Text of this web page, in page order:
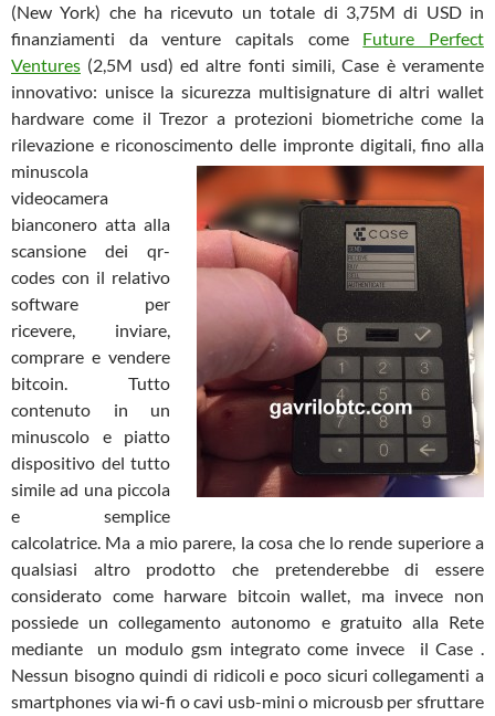
(New York) che ha ricevuto un totale di 3,75M di USD in
finanziamenti da venture capitals come Future Perfect
Ventures (2,5M usd) ed altre fonti simili, Case è veramente
innovativo: unisce la sicurezza multisignature di altri wallet
hardware come il Trezor a protezioni biometriche come la
rilevazione e riconoscimento delle impronte digitali, fino alla
minuscola
videocamera
bianconero atta alla
scansione dei qr-
codes con il relativo
software per
ricevere, inviare,
comprare e vendere
bitcoin. Tutto
contenuto in un
minuscolo e piatto
dispositivo del tutto
simile ad una piccola
e semplice
calcolatrice. Ma a mio parere, la cosa che lo rende superiore a
qualsiasi altro prodotto che pretenderebbe di essere
considerato come harware bitcoin wallet, ma invece non
possiede un collegamento autonomo e gratuito alla Rete
mediante un modulo gsm integrato come invece il Case .
Nessun bisogno quindi di ridicoli e poco sicuri collegamenti a
smartphones via wi-fi o cavi usb-mini o microusb per sfruttare